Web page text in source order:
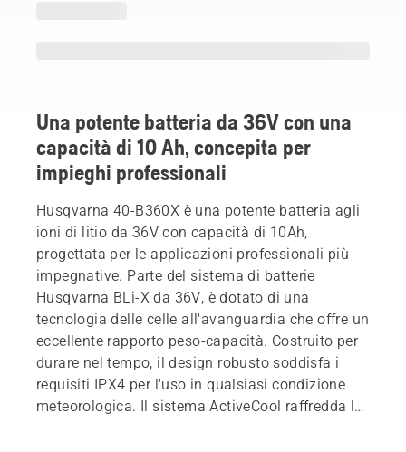
Una potente batteria da 36V con una
capacità di 10 Ah, concepita per
impieghi professionali
Husqvarna 40-B360X è una potente batteria agli
ioni di litio da 36V con capacità di 10Ah,
progettata per le applicazioni professionali più
impegnative. Parte del sistema di batterie
Husqvarna BLi-X da 36V, è dotato di una
tecnologia delle celle all'avanguardia che offre un
eccellente rapporto peso-capacità. Costruito per
durare nel tempo, il design robusto soddisfa i
requisiti IPX4 per l'uso in qualsiasi condizione
meteorologica. Il sistema ActiveCool raffredda la